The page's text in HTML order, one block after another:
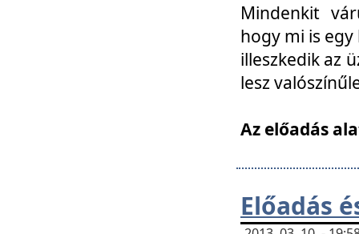
Mindenkit
hogy mi is
illeszkedik az
lesz
Az előadás
Előadás